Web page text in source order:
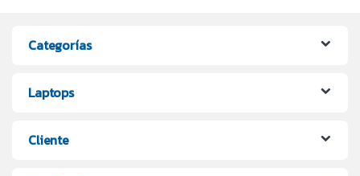
Categorías
Laptops
Cliente